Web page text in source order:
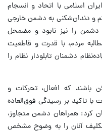
اسلامی با اتحاد و انسجام
و دندان‌شکنی به دشمن خارجی
دشمن را نیز نابود و مضمحل
مردم، با قدرت و قاطعیت
دشمنان تابلودار نظام را
باشند که افعال، تحرکات و
تاکید بر رسیدگی فوق‌العاده
کرد: همراهان دشمن متجاوز،
آنان را به وضوح مشخص